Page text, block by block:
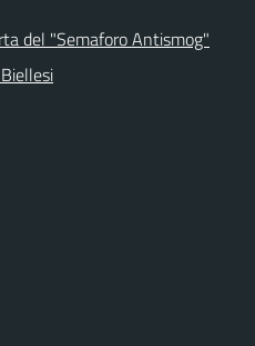
del "Semaforo Antismog"